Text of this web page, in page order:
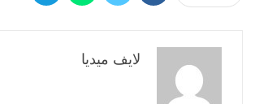
لايف ميديا